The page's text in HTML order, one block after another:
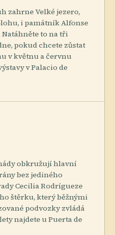
zahrne Velké jezero,
i památník Alfonse
to na tři
pokud chcete zůstat
v květnu a červnu
v Palacio de
obkružují hlavní
bez jediného
Cecilia Rodrígueze
štěrku, který běžnými
podvozky zvládá
najdete u Puerta de